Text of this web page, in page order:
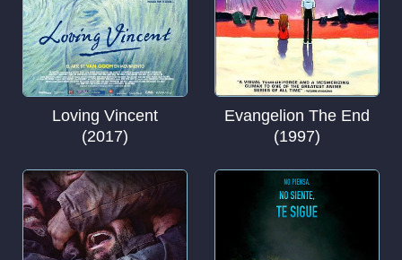
Loving Vincent
(2017)
Evangelion The End
(1997)